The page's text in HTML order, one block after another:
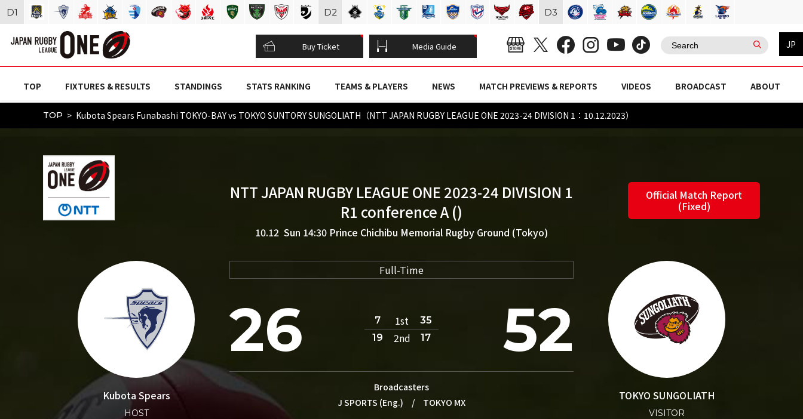
Buy Ticket Media Guide JP
TOP FIXTURES & RESULTS STANDINGS STATS RANKING TEAMS & PLAYERS NEWS MATCH PREVIEWS & REPORTS VIDEOS BROADCAST ABOUT
TOP Kubota Spears Funabashi TOKYO-BAY vs TOKYO SUNTORY SUNGOLIATH（NTT JAPAN RUGBY LEAGUE ONE 2023-24 DIVISION 1：10.12.2023）
NTT JAPAN RUGBY LEAGUE ONE 2023-24 DIVISION 1
R1 conference A ()
10.12 Sun 14:30 Prince Chichibu Memorial Rugby Ground (Tokyo)
Official Match Report
(Fixed)
Full-Time
Kubota Spears
HOST
TOKYO SUNGOLIATH
VISITOR
26 52
7 1st
35
19
2nd 17
Broadcasters
J SPORTS (Eng.)
/ TOKYO MX
D1 D2 D3